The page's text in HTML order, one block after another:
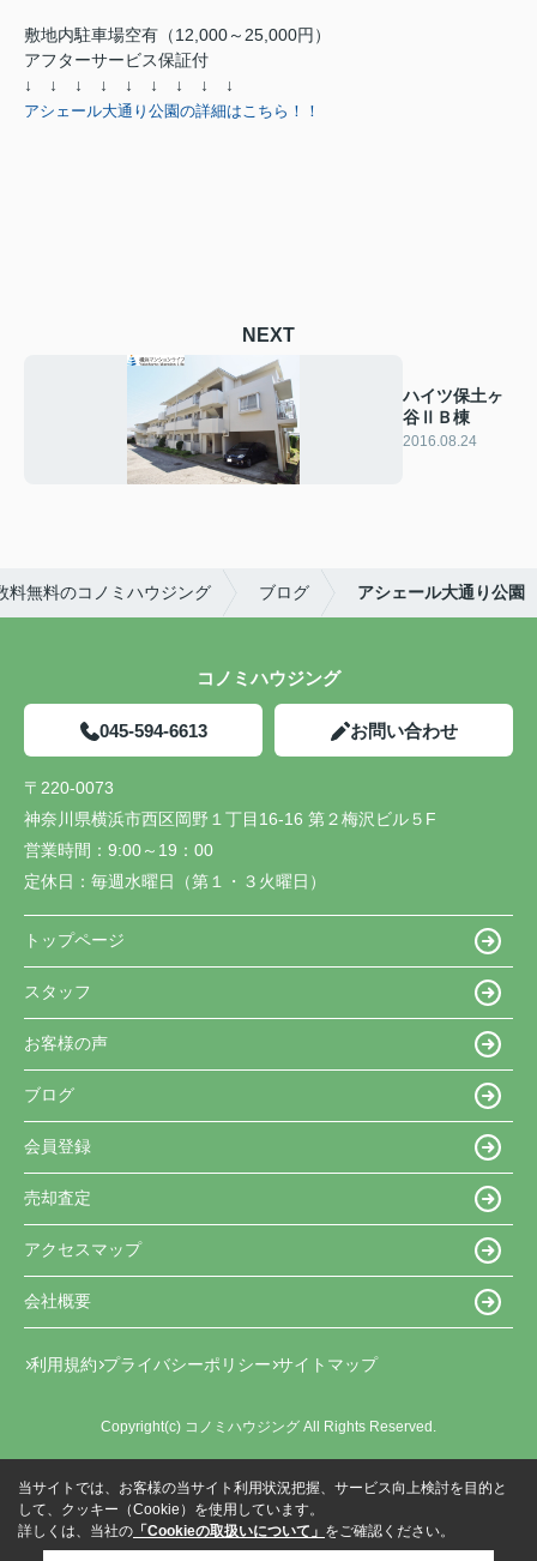
敷地内駐車場空有（12,000～25,000円）
アフターサービス保証付
↓ ↓ ↓ ↓ ↓ ↓ ↓ ↓ ↓
アシェール大通り公園の詳細はこちら！！
NEXT
ハイツ保土ヶ
谷ⅡＢ棟
2016.08.24
料無料のコノミハウジング ブログ アシェール大通り公園
コノミハウジング
045-594-6613 お問い合わせ
〒220-0073
神奈川県横浜市西区岡野１丁目16-16 第２梅沢ビル５F
営業時間： 9:00～19：00
定休日： 毎週水曜日（第１・３火曜日）
トップページ
スタッフ
お客様の声
ブログ
会員登録
売却査定
アクセスマップ
会社概要
利用規約 プライバシーポリシー サイトマップ
Copyright(c) コノミハウジング All Rights Reserved.
当サイトでは、お客様の当サイト利用状況把握、サービス向上検討を目的と
して、クッキー（Cookie）を使用しています。
詳しくは、当社の 「Cookieの取扱いについて」 をご確認ください。